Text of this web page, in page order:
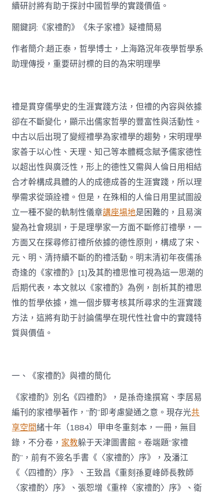
思
中
續研討將有助于探討中國哲學的實踐價值。
關鍵詞:《家禮酌》《朱子家禮》疑禮簡易
作者簡介:趙正泰，哲學博士，上海路況年夜學哲學系
助理傳授，重要研討標的目的為宋明理學
禮是貫穿儒學史的生涯實踐方法，但禮的內容與依據
卻在不斷變化，顯示出儒家哲學的豐富性與活動性。
中古以后出現了變經禮學為家禮學的趨勢，宋明理學
家善于以心性、天理、知己等本體概念賦予儒家德性
以超出性與廣泛性，形上的德性又需與人倫日用相結
合才幹構成具體的人的成德成善的生涯實踐，所以理
學需求從頭詮禮。但是，在殊相的人倫日用里試圖設
立一種不變的軌制性儀章講座場地是困難的，且易演
變為社會規訓，于是理學家一方面不斷修訂禮學，一
方面又在探尋修訂禮所依據的德性原則，構成了宋、
元、明、清持續不斷的酌禮活動。明末清初年夜儒孫
奇逢的《家禮酌》[1]及其酌禮思惟可視為這一思潮的
后期代表，本文就以《家禮酌》為例，剖析其酌禮思
惟的哲學依據，進一個步驟考核其所尋求的生涯實踐
方法，這將有助于討論儒學在現代性社會中的實踐特
質與價值。
一、《家禮酌》與禮的簡化
《家禮酌》別名《四禮酌》，是孫奇逢撰寫、李居易
編刊的家禮學著作，“酌”即考慮變通之意。現存光共
享空間緒十年（1884）甲申冬重刻本，一冊，無目
錄，不分卷， 家教躲于天津圖書館。卷端題“家禮
酌”，前有不簽名手書《〈家禮酌〉序》，及潘江
《〈四禮酌〉序》、王致昌《重刻孫夏峰師長教師
〈家禮酌〉序》、張恕增《重梓〈家禮酌〉序》、衛